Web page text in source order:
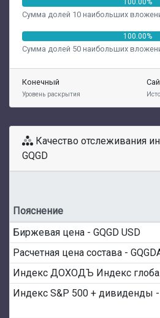
100.00%
Сумма долей 10 наибольших
100.00%
Сумма долей 50 наибольших
Конечный
Уровень раскрытия
Качество отслеживания
GQGD
Пояснение
Биржевая цена - GQGD USD
Расчетная цена состава -
Индекс S&P 500 + дивиденды -